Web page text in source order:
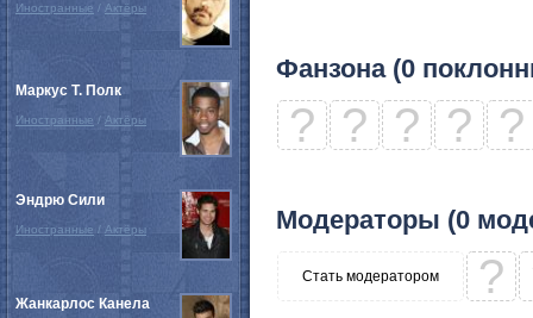
Фанзона (0
? ? ? ? ?
Модераторы (0
Стать модератором ?
Иностранные / Актёры
Маркус Т. Полк
Иностранные / Актёры
Эндрю Сили
Иностранные / Актёры
Жанкарлос Канела